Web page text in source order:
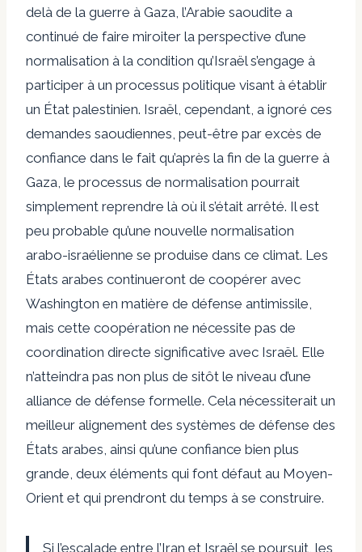
delà de la guerre à Gaza, l’Arabie saoudite a
continué de faire miroiter la perspective d’une
normalisation à la condition qu’Israël s’engage à
participer à un processus politique visant à établir
un État palestinien. Israël, cependant, a ignoré ces
demandes saoudiennes, peut-être par excès de
confiance dans le fait qu’après la fin de la guerre à
Gaza, le processus de normalisation pourrait
simplement reprendre là où il s’était arrêté. Il est
peu probable qu’une nouvelle normalisation
arabo-israélienne se produise dans ce climat. Les
États arabes continueront de coopérer avec
Washington en matière de défense antimissile,
mais cette coopération ne nécessite pas de
coordination directe significative avec Israël. Elle
n’atteindra pas non plus de sitôt le niveau d’une
alliance de défense formelle. Cela nécessiterait un
meilleur alignement des systèmes de défense des
États arabes, ainsi qu’une confiance bien plus
grande, deux éléments qui font défaut au Moyen-
Orient et qui prendront du temps à se construire.
Si l’escalade entre l’Iran et Israël se poursuit, les